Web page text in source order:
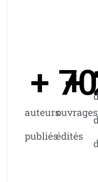
auteurs
publiés
+ 70
ouvrages
édités
+